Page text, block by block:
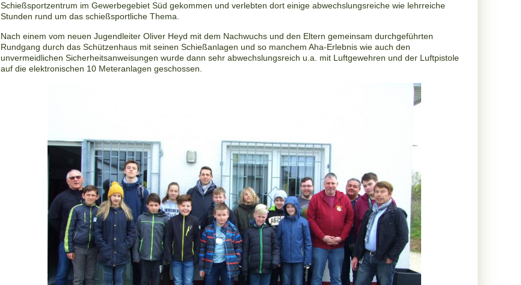
Schießsportzentrum im Gewerbegebiet Süd gekommen und verlebten dort einige abwechslungsreiche wie lehrreiche
Stunden rund um das schießsportliche Thema.
Nach einem vom neuen Jugendleiter Oliver Heyd mit dem Nachwuchs und den Eltern gemeinsam durchgeführten
Rundgang durch das Schützenhaus mit seinen Schießanlagen und so manchem Aha-Erlebnis wie auch den
unvermeidlichen Sicherheitsanweisungen wurde dann sehr abwechslungsreich u.a. mit Luftgewehren und der Luftpistole
auf die elektronischen 10 Meteranlagen geschossen.